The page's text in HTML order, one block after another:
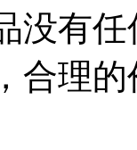
没有
合理